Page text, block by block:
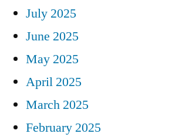
July 2025
June 2025
May 2025
April 2025
March 2025
February 2025